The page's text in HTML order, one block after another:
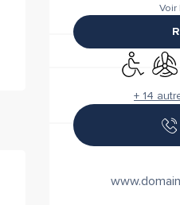
Voir
AccèsAir
+ 14